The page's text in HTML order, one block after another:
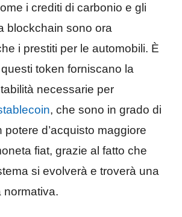
i crediti di carbonio e gli
blockchain sono ora
i prestiti per le automobili. È
token forniscano la
necessarie per
, che sono in grado di
potere d’acquisto maggiore
fiat, grazie al fatto che
si evolverà e troverà una
normativa.